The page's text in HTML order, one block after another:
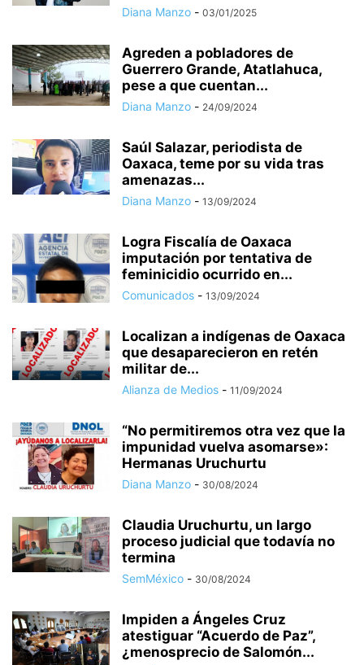
Diana Manzo - 03/01/2025
Agreden a pobladores de
Guerrero Grande, Atatlahuca,
pese a que cuentan...
Diana Manzo - 24/09/2024
Saúl Salazar, periodista de
Oaxaca, teme por su vida tras
amenazas...
Diana Manzo - 13/09/2024
Logra Fiscalía de Oaxaca
imputación por tentativa de
feminicidio ocurrido en...
Comunicados - 13/09/2024
Localizan a indígenas de Oaxaca
que desaparecieron en retén
militar de...
Alianza de Medios - 11/09/2024
“No permitiremos otra vez que la
impunidad vuelva asomarse»:
Hermanas Uruchurtu
Diana Manzo - 30/08/2024
Claudia Uruchurtu, un largo
proceso judicial que todavía no
termina
SemMéxico - 30/08/2024
Impiden a Ángeles Cruz
atestiguar “Acuerdo de Paz”,
¿menosprecio de Salomón...